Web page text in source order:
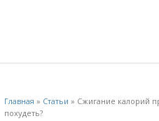
Главная » Статьи » Сжигание калорий
похудеть?